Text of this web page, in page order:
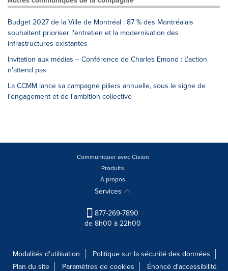
Budget 2027 de la Ville de Montréal : 87 % des Montréalais
souhaitent prioriser l'entretien et la modernisation des
infrastructures existantes
Invitation aux médias ‒ Conférence de Charles Emond : L'action
n'attend pas
La CCMM lance sa campagne piliers annuelle, sous le signe de
l'engagement et de l'ambition collective
Communiquer avec Cision
Produits
À propos
Services
877-269-7890
de 8h00 à 22h00
Modalités d'utilisation
Politique sur la sécurité des données
Plan du site
Paramètres de cookies Énoncé d'accessibilité